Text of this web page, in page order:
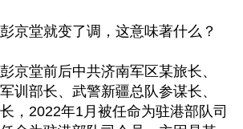
京堂就变了调，这意味著什么？
京堂前后中共济南军区某旅长、
训部长、武警新疆总队参谋长、
，2022年1月被任命为驻港部队司